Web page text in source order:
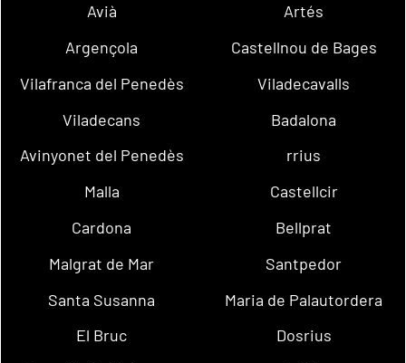
Avià
Artés
Argençola
Castellnou de Bages
Vilafranca del Penedès
Viladecavalls
Viladecans
Badalona
Avinyonet del Penedès
rrius
Malla
Castellcir
Cardona
Bellprat
Malgrat de Mar
Santpedor
Santa Susanna
Maria de Palautordera
El Bruc
Dosrius